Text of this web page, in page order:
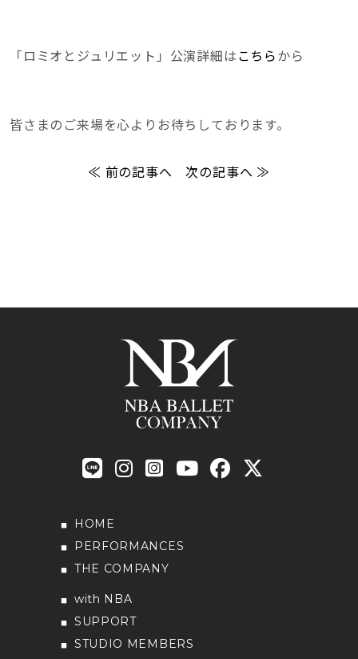
「ロミオとジュリエット」公演詳細は こちら から
皆さまのご来場を心よりお待ちしております。
≪ 前の記事へ 次の記事へ ≫
HOME
PERFORMANCES
THE COMPANY
with NBA
SUPPORT
STUDIO MEMBERS